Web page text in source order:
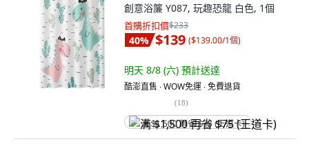
創意浴簾 Y087, 玩趣恐龍 白色, 1個
首購折扣價$233
40% $139 ($139.00/1個)
明天 8/8 (六) 預計送達
酷澎直售 ∙ WOW免運 ∙ 免費退貨
(18)
满 $1,500 再省 $75 (王道卡)